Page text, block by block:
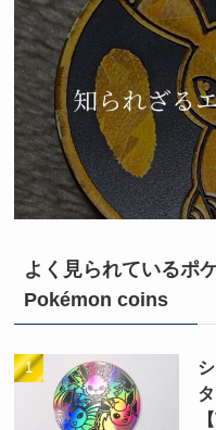
よく見られているポ
Pokémon coins